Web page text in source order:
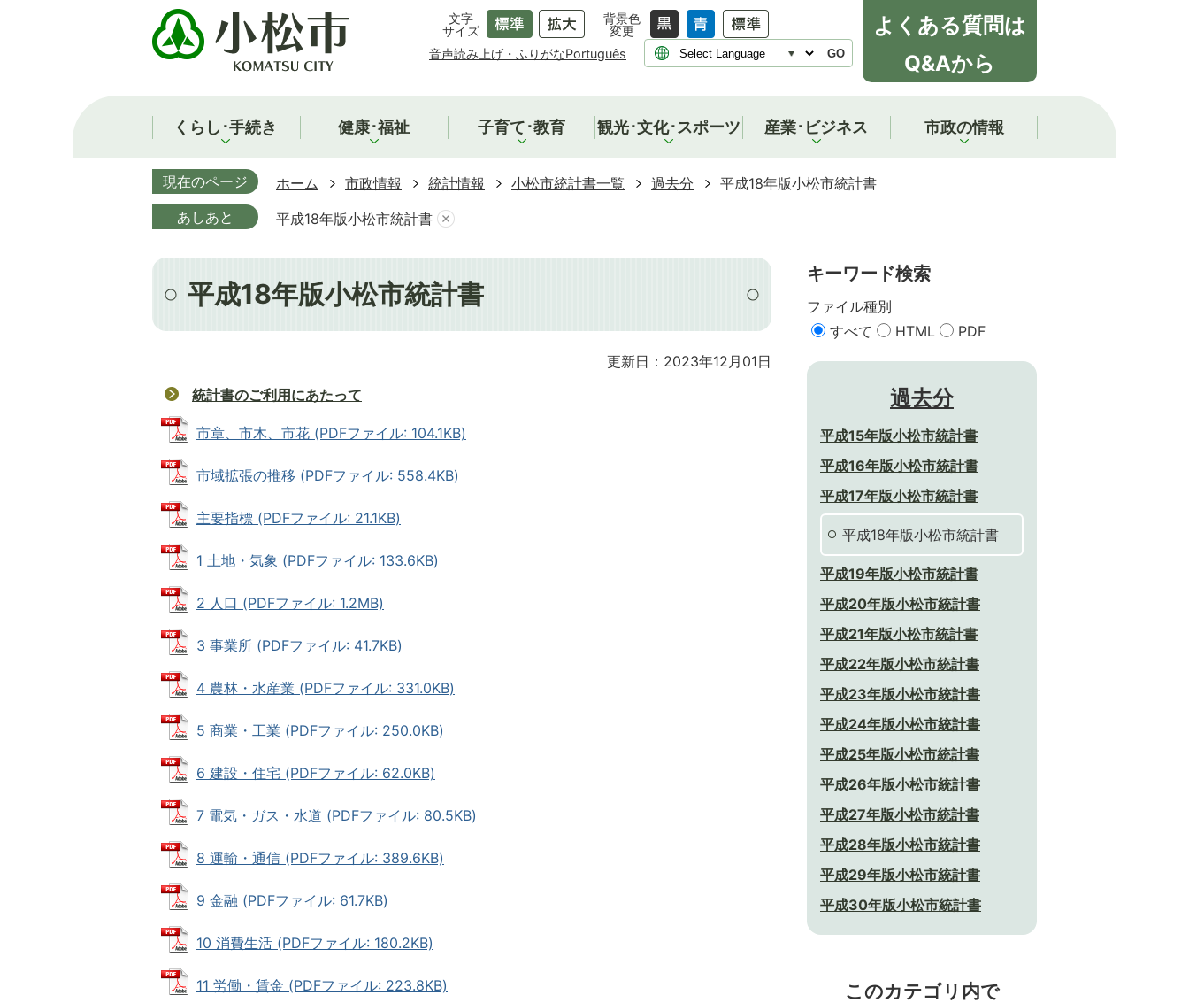
文字
サイズ
背景色
変更
音声読み上げ・ふりがなPortuguês GO
よくある質問は
Q&Aから
くらし･手続き 健康･福祉 子育て･教育 観光･文化･スポーツ 産業･ビジネス 市政の情報
現在のページ ホーム 市政情報 統計情報 小松市統計書一覧 過去分
平成18年版小松市統計書
あしあと
平成18年版小松市統計書
平成18年版小松市統計書
更新日：2023年12月01日
統計書のご利用にあたって
市章、市木、市花 (PDFファイル: 104.1KB)
市域拡張の推移 (PDFファイル: 558.4KB)
主要指標 (PDFファイル: 21.1KB)
1 土地・気象 (PDFファイル: 133.6KB)
2 人口 (PDFファイル: 1.2MB)
3 事業所 (PDFファイル: 41.7KB)
4 農林・水産業 (PDFファイル: 331.0KB)
5 商業・工業 (PDFファイル: 250.0KB)
6 建設・住宅 (PDFファイル: 62.0KB)
7 電気・ガス・水道 (PDFファイル: 80.5KB)
8 運輸・通信 (PDFファイル: 389.6KB)
9 金融 (PDFファイル: 61.7KB)
10 消費生活 (PDFファイル: 180.2KB)
11 労働・賃金 (PDFファイル: 223.8KB)
キーワード検索
ファイル種別
すべて
HTML PDF
過去分
平成15年版小松市統計書
平成16年版小松市統計書
平成17年版小松市統計書
平成18年版小松市統計書
平成19年版小松市統計書
平成20年版小松市統計書
平成21年版小松市統計書
平成22年版小松市統計書
平成23年版小松市統計書
平成24年版小松市統計書
平成25年版小松市統計書
平成26年版小松市統計書
平成27年版小松市統計書
平成28年版小松市統計書
平成29年版小松市統計書
平成30年版小松市統計書
このカテゴリ内で